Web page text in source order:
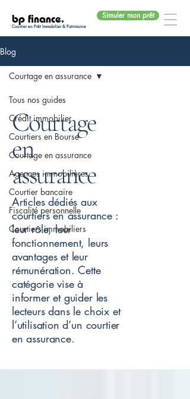
bp finance.
Courtier en Prêt Immobilier & Patrimoine
Simuler mon prêt
Blog
Tous nos guides
Crédit immobilier
Courtiers en Bourse
Courtage en assurance
Agences immobilières
Courtier bancaire
Fiscalité personnelle
Courtiers immobiliers
Courtage en assurance
Courtage
en
assurance
Articles dédiés aux
courtiers en assurance :
leur rôle, leur
fonctionnement, leurs
avantages et leur
rémunération. Cette
catégorie vise à
informer et guider les
lecteurs dans le choix et
l’utilisation d’un courtier
en assurance.